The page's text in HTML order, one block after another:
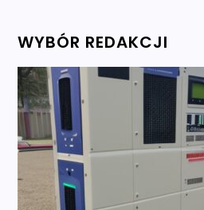
WYBÓR REDAKCJI